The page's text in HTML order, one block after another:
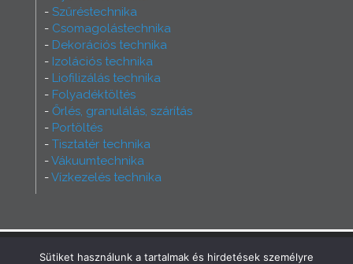
Szűréstechnika
Csomagolástechnika
Dekorációs technika
Izolációs technika
Liofilizálás technika
Folyadéktöltés
Őrlés, granulálás, szárítás
Portöltés
Tisztatér technika
Vákuumtechnika
Vízkezelés technika
2026 - Ferry Group - Minden jog fenntartva!
Sütiket használunk a tartalmak és hirdetések személyre